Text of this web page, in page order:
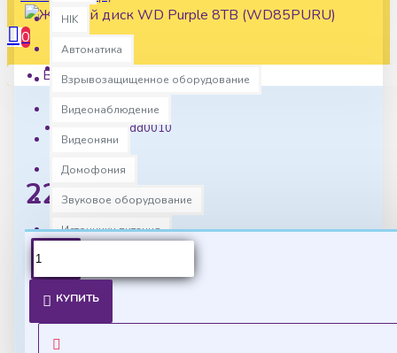
HIK
Автоматика
Взрывозащищенное оборудование
Видеонаблюдение
Видеоняни
Домофония
Звуковое оборудование
Источники питания
Компьютеры с установленным программным
обеспечением
0
Ваша корзина пуста!
22044р.
Наличие:
В наличии
hdd0010
КУПИТЬ
Ценовая политика
Уточнить цены на опт можно у менеджера